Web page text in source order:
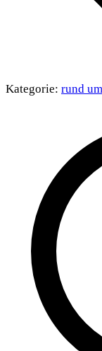
Kategorie: rund